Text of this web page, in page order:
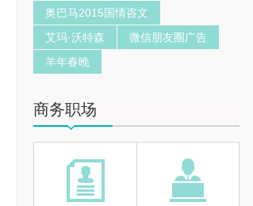
奥巴马2015国情咨文
艾玛·沃特森
微信朋友圈广告
羊年春晚
商务职场